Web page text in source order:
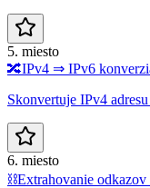
5. miesto
🔀IPv4 ⇒ IPv6
Skonvertuje IPv4
6. miesto
⛓️Extrahovanie odkazov